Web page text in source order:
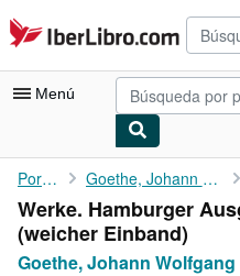
Pasar al contenido principal
IberLibro.com
Menú
Mi cuenta
Consultar mis pedidos
Búsqueda avanzada
Portada Goethe, Johann Wolfgang
Werke. Hamburger
(weicher Einband)
Goethe, Johann Wolfgang